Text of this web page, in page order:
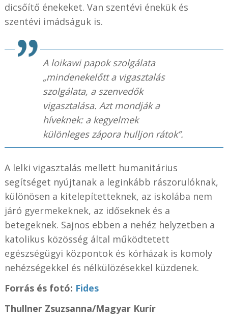
dicsőítő énekeket. Van szentévi énekük és
szentévi imádságuk is.
A loikawi papok szolgálata
„mindenekelőtt a vigasztalás
szolgálata, a szenvedők
vigasztalása. Azt mondják a
híveknek: a kegyelmek
különleges zápora hulljon rátok”.
A lelki vigasztalás mellett humanitárius
segítséget nyújtanak a leginkább rászorulóknak,
különösen a kitelepítetteknek, az iskolába nem
járó gyermekeknek, az időseknek és a
betegeknek. Sajnos ebben a nehéz helyzetben a
katolikus közösség által működtetett
egészségügyi központok és kórházak is komoly
nehézségekkel és nélkülözésekkel küzdenek.
Forrás és fotó: Fides
Thullner Zsuzsanna/Magyar Kurír